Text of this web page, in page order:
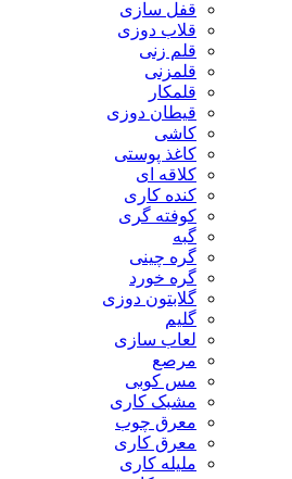
قفل سازی
قلاب دوزی
قلم زنی
قلمزنی
قلمکار
قیطان دوزی
کاشی
کاغذ پوستی
کلاقه ای
کنده کاری
کوفته گری
گبه
گره چینی
گره خورد
گلابتون دوزی
گلیم
لعاب سازی
مرصع
مس کوبی
مشبک کاری
معرق چوب
معرق کاری
مليله کاری